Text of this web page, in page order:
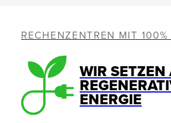
RECHENZENTREN MIT 100%
WIR SETZEN
ENERGIE